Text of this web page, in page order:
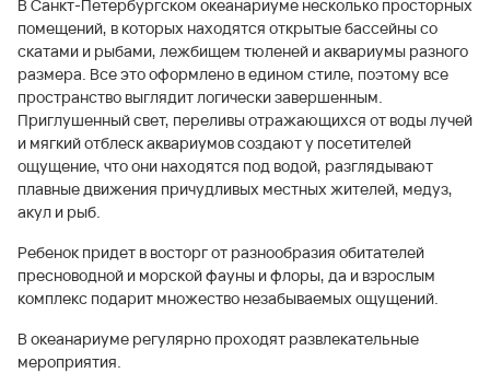
В Санкт-Петербургском океанариуме несколько просторных
помещений, в которых находятся открытые бассейны со
скатами и рыбами, лежбищем тюленей и аквариумы разного
размера. Все это оформлено в едином стиле, поэтому все
пространство выглядит логически завершенным.
Приглушенный свет, переливы отражающихся от воды лучей
и мягкий отблеск аквариумов создают у посетителей
ощущение, что они находятся под водой, разглядывают
плавные движения причудливых местных жителей, медуз,
акул и рыб.
Ребенок придет в восторг от разнообразия обитателей
пресноводной и морской фауны и флоры, да и взрослым
комплекс подарит множество незабываемых ощущений.
В океанариуме регулярно проходят развлекательные
мероприятия.